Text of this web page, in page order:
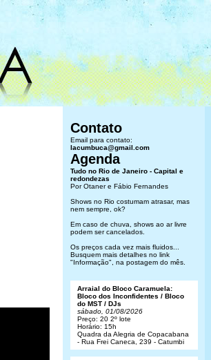
Contato
Email para contato:
lacumbuca@gmail.com
Agenda
Tudo no Rio de Janeiro - Capital e
redondezas
Por Otaner e Fábio Fernandes
Shows no Rio costumam atrasar, mas
nem sempre, ok?
Em caso de chuva, shows ao ar livre
podem ser cancelados.
Os preços cada vez mais fluidos...
Busquem mais detalhes no link
"Informação", na postagem do mês.
Arraial do Bloco Caramuela:
Bloco dos Inconfidentes / Bloco
do MST / DJs
sábado, 01/08/2026
Preço: 20 2º lote
Horário: 15h
Quadra da Alegria de Copacabana
- Rua Frei Caneca, 239 - Catumbi